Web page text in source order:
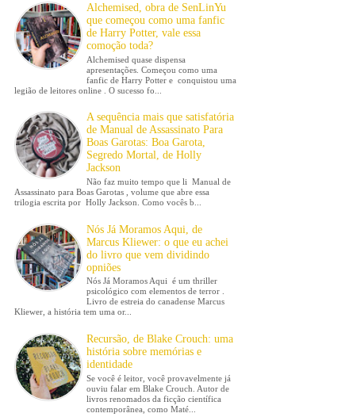
Alchemised, obra de SenLinYu
que começou como uma fanfic
de Harry Potter, vale essa
comoção toda?
Alchemised quase dispensa
apresentações. Começou como uma
fanfic de Harry Potter e conquistou uma
legião de leitores online . O sucesso fo...
A sequência mais que satisfatória
de Manual de Assassinato Para
Boas Garotas: Boa Garota,
Segredo Mortal, de Holly
Jackson
Não faz muito tempo que li Manual de
Assassinato para Boas Garotas , volume que abre essa
trilogia escrita por Holly Jackson. Como vocês b...
Nós Já Moramos Aqui, de
Marcus Kliewer: o que eu achei
do livro que vem dividindo
opniões
Nós Já Moramos Aqui é um thriller
psicológico com elementos de terror .
Livro de estreia do canadense Marcus
Kliewer, a história tem uma or...
Recursão, de Blake Crouch: uma
história sobre memórias e
identidade
Se você é leitor, você provavelmente já
ouviu falar em Blake Crouch. Autor de
livros renomados da ficção científica
contemporânea, como Maté...